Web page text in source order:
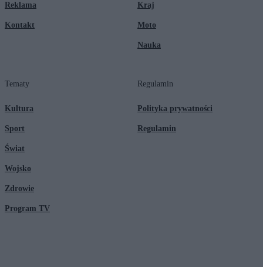
Reklama
Kontakt
Kraj
Moto
Nauka
Tematy
Kultura
Sport
Świat
Wojsko
Zdrowie
Program TV
Regulamin
Polityka prywatności
Regulamin